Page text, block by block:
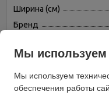
Ширина (см)
Бренд
Чугунные решетки
Газовых конфорок
Переключатели
Мы
Мы используем
обеспечения работы